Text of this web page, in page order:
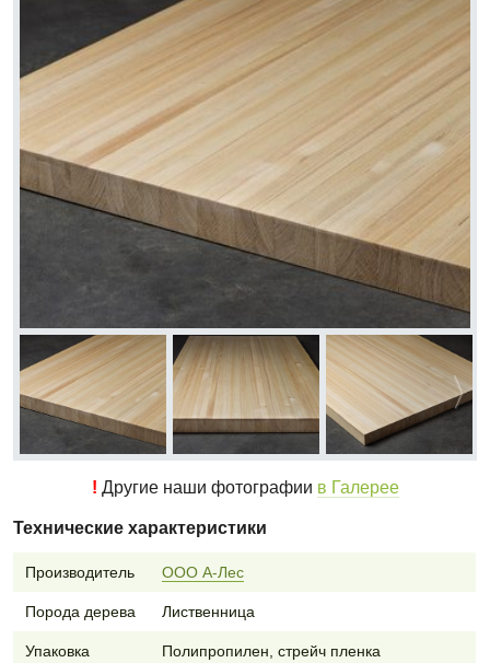
! Другие наши фотографии в Галерее
Технические характеристики
Производитель ООО А-Лес
Порода дерева Лиственница
Упаковка Полипропилен, стрейч пленка